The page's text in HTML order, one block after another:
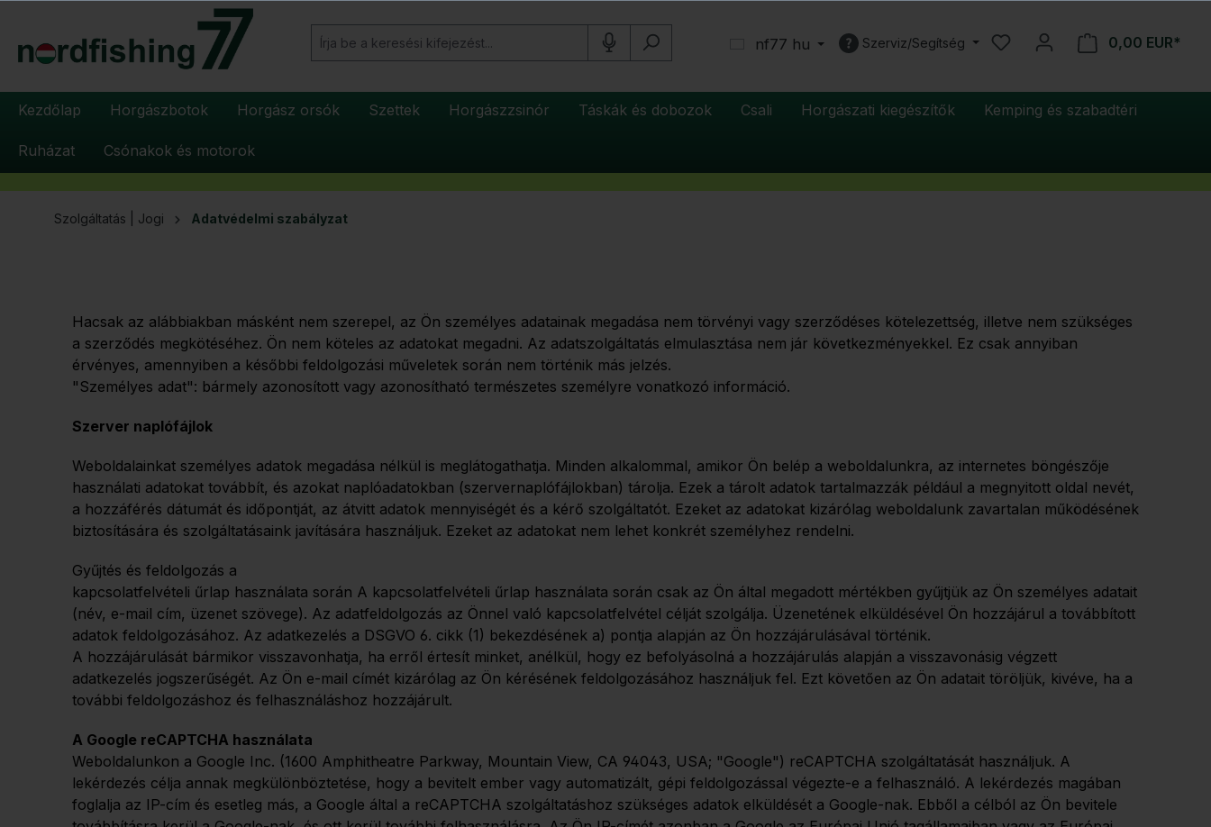
Ugrás a fő navigációhoz
nf77 hu Szerviz/Segítség 0,00 EUR*
Kezdőlap Horgászbotok Horgász orsók Szettek Horgászzsinór Táskák és dobozok Csali Horgászati kiegészítők Kemping és szabadtéri
Ruházat Csónakok és motorok
Szolgáltatás | Jogi Adatvédelmi szabályzat
Hacsak az alábbiakban másként nem szerepel, az Ön személyes adatainak megadása nem törvényi vagy szerződéses kötelezettség, illetve nem szükséges
a szerződés megkötéséhez. Ön nem köteles az adatokat megadni. Az adatszolgáltatás elmulasztása nem jár következményekkel. Ez csak annyiban
érvényes, amennyiben a későbbi feldolgozási műveletek során nem történik más jelzés.
"Személyes adat": bármely azonosított vagy azonosítható természetes személyre vonatkozó információ.
Szerver naplófájlok
Weboldalainkat személyes adatok megadása nélkül is meglátogathatja. Minden alkalommal, amikor Ön belép a weboldalunkra, az internetes böngészője
használati adatokat továbbít, és azokat naplóadatokban (szervernaplófájlokban) tárolja. Ezek a tárolt adatok tartalmazzák például a megnyitott oldal nevét,
a hozzáférés dátumát és időpontját, az átvitt adatok mennyiségét és a kérő szolgáltatót. Ezeket az adatokat kizárólag weboldalunk zavartalan működésének
biztosítására és szolgáltatásaink javítására használjuk. Ezeket az adatokat nem lehet konkrét személyhez rendelni.
Gyűjtés és feldolgozás a
kapcsolatfelvételi űrlap használata során A kapcsolatfelvételi űrlap használata során csak az Ön által megadott mértékben gyűjtjük az Ön személyes adatait
(név, e-mail cím, üzenet szövege). Az adatfeldolgozás az Önnel való kapcsolatfelvétel célját szolgálja. Üzenetének elküldésével Ön hozzájárul a továbbított
adatok feldolgozásához. Az adatkezelés a DSGVO 6. cikk (1) bekezdésének a) pontja alapján az Ön hozzájárulásával történik.
A hozzájárulását bármikor visszavonhatja, ha erről értesít minket, anélkül, hogy ez befolyásolná a hozzájárulás alapján a visszavonásig végzett
adatkezelés jogszerűségét. Az Ön e-mail címét kizárólag az Ön kérésének feldolgozásához használjuk fel. Ezt követően az Ön adatait töröljük, kivéve, ha a
további feldolgozáshoz és felhasználáshoz hozzájárult.
A Google reCAPTCHA használata
Weboldalunkon a Google Inc. (1600 Amphitheatre Parkway, Mountain View, CA 94043, USA; "Google") reCAPTCHA szolgáltatását használjuk. A
lekérdezés célja annak megkülönböztetése, hogy a bevitelt ember vagy automatizált, gépi feldolgozással végezte-e a felhasználó. A lekérdezés magában
foglalja az IP-cím és esetleg más, a Google által a reCAPTCHA szolgáltatáshoz szükséges adatok elküldését a Google-nak. Ebből a célból az Ön bevitele